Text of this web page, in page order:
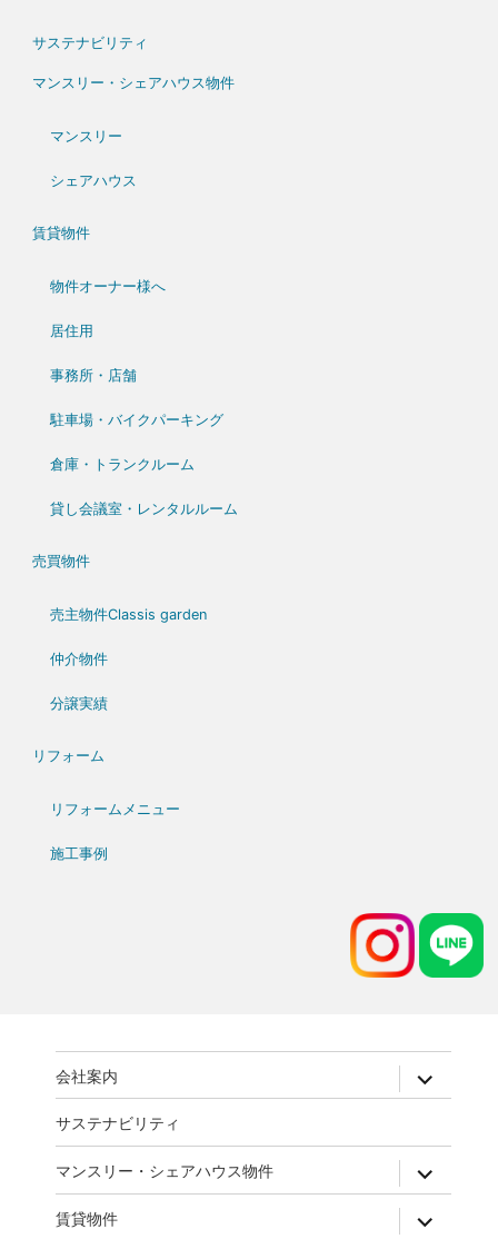
サステナビリティ
マンスリー・シェアハウス物件
マンスリー
シェアハウス
賃貸物件
物件オーナー様へ
居住用
事務所・店舗
駐車場・バイクパーキング
倉庫・トランクルーム
貸し会議室・レンタルルーム
売買物件
売主物件Classis garden
仲介物件
分譲実績
リフォーム
リフォームメニュー
施工事例
会社案内 expand
child
サステナビリティ
マンスリー・シェアハウス物件 expand
child
menu
賃貸物件 expand
child